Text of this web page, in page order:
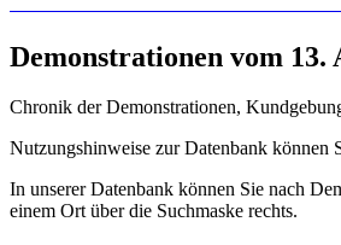
Demonstrationen vom 13.
Chronik der Demonstrationen,
Nutzungshinweise zur Datenbank können
In unserer Datenbank können Sie nach
einem Ort über die Suchmaske rechts.